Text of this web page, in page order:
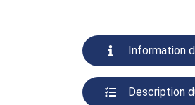
Information
Description